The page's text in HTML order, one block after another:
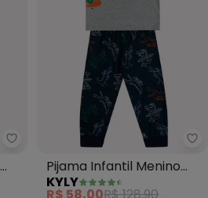
Kyly - Pijama Infantil Menino
Pijama Infantil Menino
Brilha no Escuro (Cinza)
KYLY